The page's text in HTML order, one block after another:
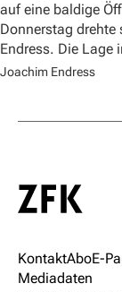
auf eine baldige
Donnerstag
Endress. Die Lage
Joachim Endress
KontaktAboE-
Mediadaten